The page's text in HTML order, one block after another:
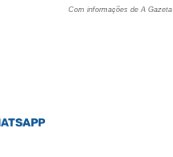
Com informações de A Gazeta